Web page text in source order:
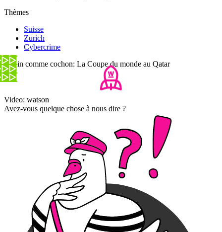
Thèmes
Suisse
Zurich
Cybercrime
Copin comme cochon: La Coupe du monde au Qatar
Video: watson
Avez-vous quelque chose à nous dire ?